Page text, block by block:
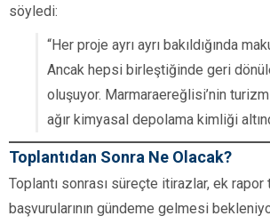
söyledi:
“Her proje ayrı ayrı bakıldığında
Ancak hepsi birleştiğinde geri
oluşuyor. Marmaraereğlisi’nin
ağır kimyasal depolama kimliği
Toplantıdan Sonra Ne Olacak?
Toplantı sonrası süreçte itirazlar, ek
başvurularının gündeme gelmesi